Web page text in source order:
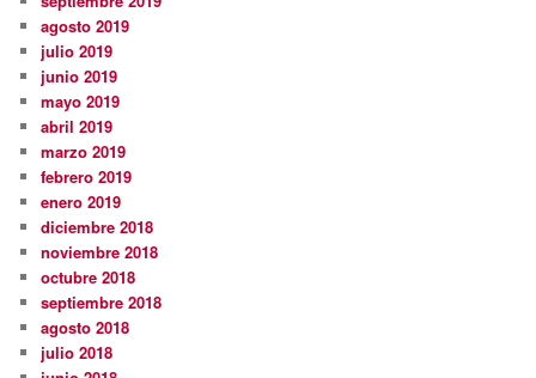
agosto 2019
julio 2019
junio 2019
mayo 2019
abril 2019
marzo 2019
febrero 2019
enero 2019
diciembre 2018
noviembre 2018
octubre 2018
septiembre 2018
agosto 2018
julio 2018